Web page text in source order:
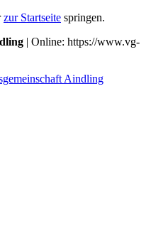
zur Startseite springen.
| Online: https://www.vg-